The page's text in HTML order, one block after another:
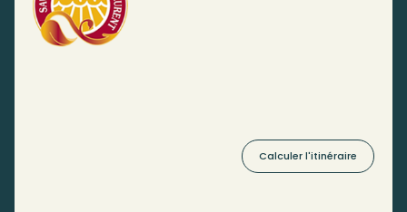
Calculer l'itinéraire